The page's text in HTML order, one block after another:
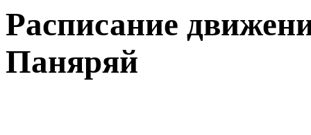
Расписание
Паняряй